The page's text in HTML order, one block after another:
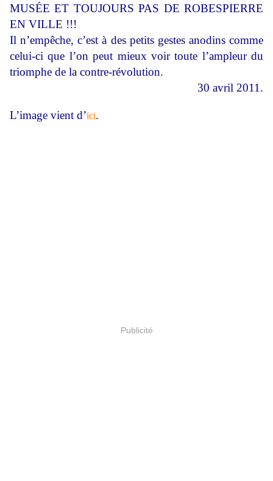
MUSÉE ET TOUJOURS PAS DE ROBESPIERRE
EN VILLE !!!
Il n’empêche, c’est à des petits gestes anodins comme
celui-ci que l’on peut mieux voir toute l’ampleur du
triomphe de la contre-révolution.
30 avril 2011.
L’image vient d’ici.
Publicité